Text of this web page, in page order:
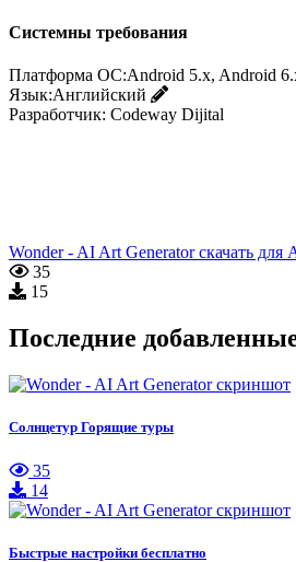
Системны требования
Платформа ОС:Android 5.x, Android
Язык:Английский
Разработчик: Codeway Dijital
Wonder - AI Art Generator скачать для
35
15
Последние
Солнцетур Горящие туры
35
14
Быстрые настройки бесплатно